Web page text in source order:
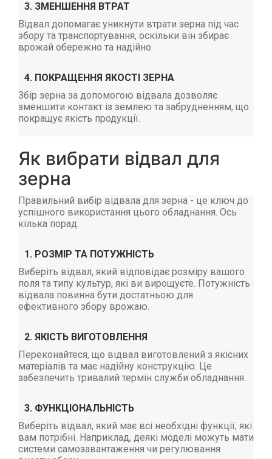
3. ЗМЕНШЕННЯ ВТРАТ
Відвал допомагає уникнути втрати зерна під час
збору та транспортування, оскільки він збирає
врожай обережно та надійно.
4. ПОКРАЩЕННЯ ЯКОСТІ ЗЕРНА
Збір зерна за допомогою відвала дозволяє
зменшити контакт із землею та забрудненням, що
покращує якість продукції.
Як вибрати відвал для
зерна
Правильний вибір відвала для зерна - це ключ до
успішного використання цього обладнання. Ось
кілька порад:
1. РОЗМІР ТА ПОТУЖНІСТЬ
Виберіть відвал, який відповідає розміру вашого
поля та типу культур, які ви вирощуєте. Потужність
відвала повинна бути достатньою для
ефективного збору врожаю.
2. ЯКІСТЬ ВИГОТОВЛЕННЯ
Переконайтеся, що відвал виготовлений з якісних
матеріалів та має надійну конструкцію. Це
забезпечить тривалий термін служби обладнання.
3. ФУНКЦІОНАЛЬНІСТЬ
Виберіть відвал, який має всі необхідні функції, які
вам потрібні. Наприклад, деякі моделі можуть мати
системи самозавантаження чи регулювання